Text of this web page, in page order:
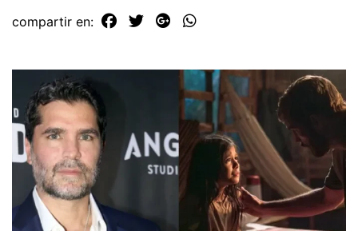
compartir en: